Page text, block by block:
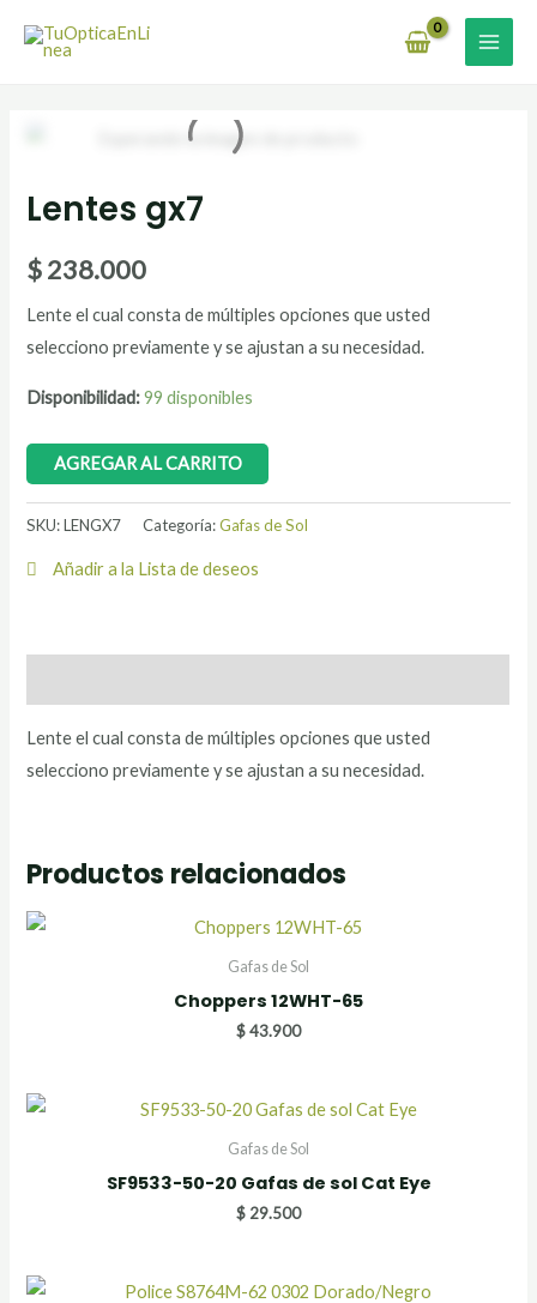
Lentes gx7
$238.000
Lente el cual consta de múltiples opciones que usted
selecciono previamente y se ajustan a su necesidad.
Disponibilidad: 99 disponibles
cantidad
AGREGAR AL CARRITO
SKU:LENGX7 Categoría:Gafas de Sol
Añadir a la Lista de deseos
Lente el cual consta de múltiples opciones que usted
selecciono previamente y se ajustan a su necesidad.
Productos relacionados
Gafas de Sol
Choppers 12WHT-65
$43.900
Gafas de Sol
SF9533-50-20 Gafas de sol Cat Eye
$ 29.500